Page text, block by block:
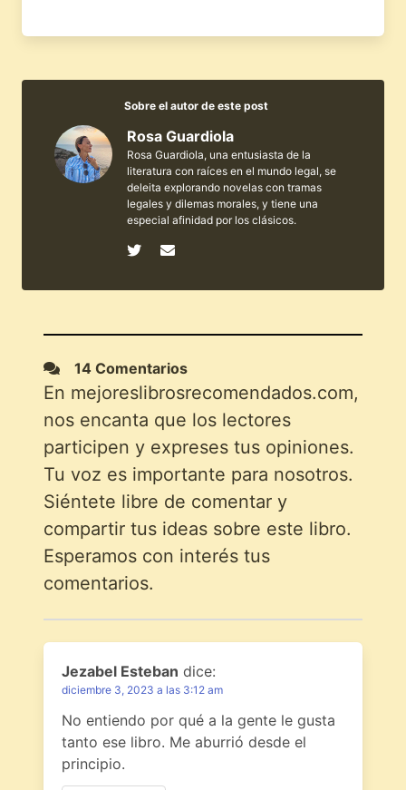
Sobre el autor de este post
Rosa Guardiola
Rosa Guardiola, una entusiasta de la
literatura con raíces en el mundo legal, se
deleita explorando novelas con tramas
legales y dilemas morales, y tiene una
especial afinidad por los clásicos.
14 Comentarios
En mejoreslibrosrecomendados.com,
nos encanta que los lectores
participen y expreses tus opiniones.
Tu voz es importante para nosotros.
Siéntete libre de comentar y
compartir tus ideas sobre este libro.
Esperamos con interés tus
comentarios.
Jezabel Esteban dice:
diciembre 3, 2023 a las 3:12 am
No entiendo por qué a la gente le gusta
tanto ese libro. Me aburrió desde el
principio.